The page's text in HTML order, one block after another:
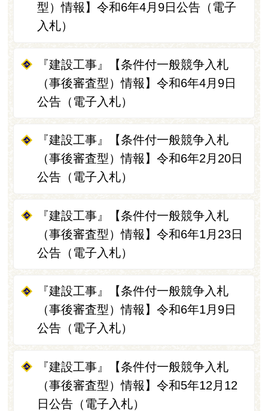
型）情報】令和6年4月9日公告（電子
入札）
『建設工事』【条件付一般競争入札
（事後審査型）情報】令和6年4月9日
公告（電子入札）
『建設工事』【条件付一般競争入札
（事後審査型）情報】令和6年2月20日
公告（電子入札）
『建設工事』【条件付一般競争入札
（事後審査型）情報】令和6年1月23日
公告（電子入札）
『建設工事』【条件付一般競争入札
（事後審査型）情報】令和6年1月9日
公告（電子入札）
『建設工事』【条件付一般競争入札
（事後審査型）情報】令和5年12月12
日公告（電子入札）